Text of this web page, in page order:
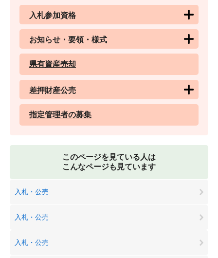
入札参加資格
お知らせ・要領・様式
県有資産売却
差押財産公売
指定管理者の募集
このページを見ている人は
こんなページも見ています
入札・公売
入札・公売
入札・公売